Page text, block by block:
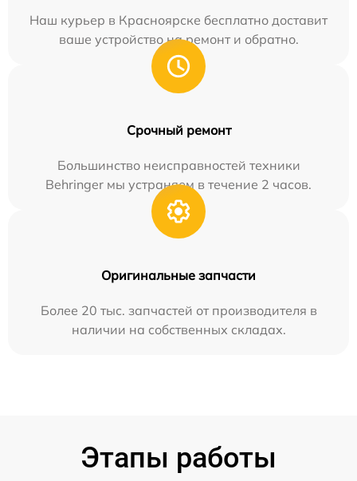
Наш курьер в Красноярске бесплатно доставит
ваше устройство на ремонт и обратно.
Срочный ремонт
Большинство неисправностей техники
Behringer мы устраняем в течение 2 часов.
Оригинальные запчасти
Более 20 тыс. запчастей от производителя в
наличии на собственных складах.
Этапы работы